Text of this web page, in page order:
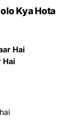
Kya Hota
Hai
Hai